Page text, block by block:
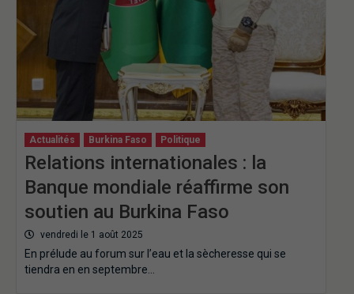
Actualités Burkina Faso Politique
Relations internationales : la
Banque mondiale réaffirme son
soutien au Burkina Faso
vendredi le 1 août 2025
En prélude au forum sur l’eau et la sècheresse qui se
tiendra en en septembre…